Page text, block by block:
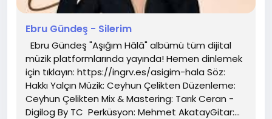
Ebru Gündeş - Silerim
Ebru Gündeş "Aşığım Hâlâ" albümü tüm dijital
müzik platformlarında yayında! Hemen dinlemek
için tıklayın: https://ingrv.es/asigim-hala Söz:
Hakkı Yalçın Müzik: Ceyhun Çelikten Düzenleme:
Ceyhun Çelikten Mix & Mastering: Tarık Ceran -
Digilog By TC Perküsyon: Mehmet AkatayGitar:...